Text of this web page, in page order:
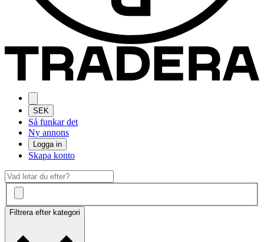
SEK
Så funkar det
Ny annons
Logga in
Skapa konto
Filtrera efter kategori